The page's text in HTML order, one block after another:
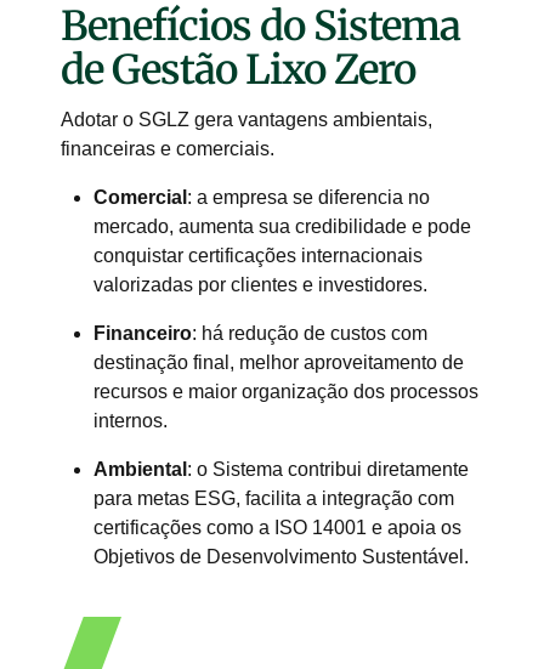
Benefícios do Sistema
de Gestão Lixo Zero
Adotar o SGLZ gera vantagens ambientais,
financeiras e comerciais.
Comercial : a empresa se diferencia no
mercado, aumenta sua credibilidade e pode
conquistar certificações internacionais
valorizadas por clientes e investidores.
Financeiro: há redução de custos com
destinação final, melhor aproveitamento de
recursos e maior organização dos processos
internos.
Ambiental : o Sistema contribui diretamente
para metas ESG, facilita a integração com
certificações como a ISO 14001 e apoia os
Objetivos de Desenvolvimento Sustentável.